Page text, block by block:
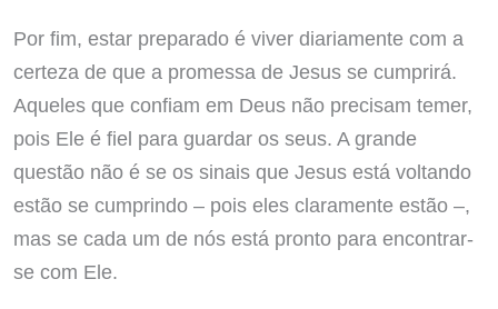
Por fim, estar preparado é viver diariamente com a
certeza de que a promessa de Jesus se cumprirá.
Aqueles que confiam em Deus não precisam temer,
pois Ele é fiel para guardar os seus. A grande
questão não é se os sinais que Jesus está voltando
estão se cumprindo – pois eles claramente estão –,
mas se cada um de nós está pronto para encontrar-
se com Ele.